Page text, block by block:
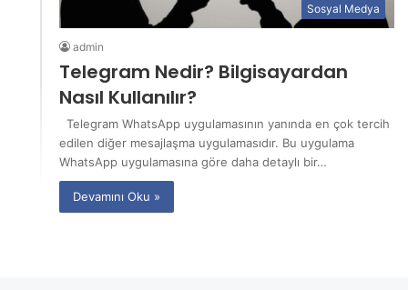
Sosyal Medya
admin
Telegram Nedir? Bilgisayardan
Nasıl Kullanılır?
Telegram WhatsApp uygulamasının yanında en çok tercih
edilen diğer mesajlaşma uygulamasıdır. Bu uygulama
WhatsApp uygulamasına göre daha detaylı bir…
Devamını Oku »